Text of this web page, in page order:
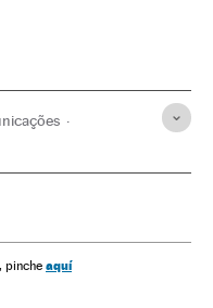
pinche aquí